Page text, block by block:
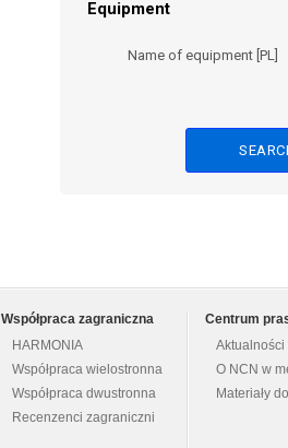
Equipment
Name of equipment [PL]
Współpraca zagraniczna
HARMONIA
Współpraca wielostronna
Współpraca dwustronna
Recenzenci zagraniczni
Centrum
Aktualności
O NCN w
Materiały